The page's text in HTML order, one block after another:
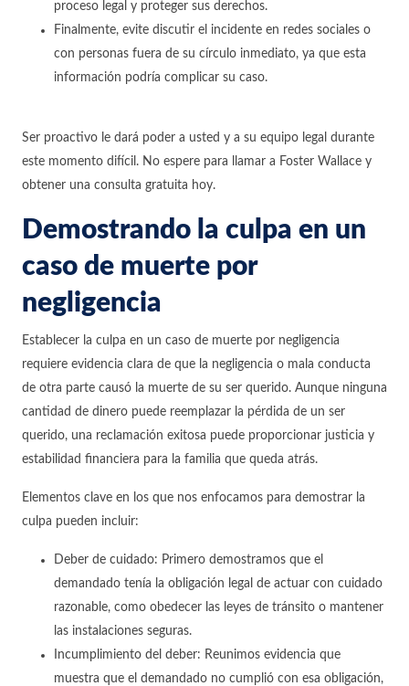
proceso legal y proteger sus derechos.
Finalmente, evite discutir el incidente en redes sociales o
con personas fuera de su círculo inmediato, ya que esta
información podría complicar su caso.
Ser proactivo le dará poder a usted y a su equipo legal durante
este momento difícil. No espere para llamar a Foster Wallace y
obtener una consulta gratuita hoy.
Demostrando la culpa en un
caso de muerte por
negligencia
Establecer la culpa en un caso de muerte por negligencia
requiere evidencia clara de que la negligencia o mala conducta
de otra parte causó la muerte de su ser querido. Aunque ninguna
cantidad de dinero puede reemplazar la pérdida de un ser
querido, una reclamación exitosa puede proporcionar justicia y
estabilidad financiera para la familia que queda atrás.
Elementos clave en los que nos enfocamos para demostrar la
culpa pueden incluir:
Deber de cuidado: Primero demostramos que el
demandado tenía la obligación legal de actuar con cuidado
razonable, como obedecer las leyes de tránsito o mantener
las instalaciones seguras.
Incumplimiento del deber: Reunimos evidencia que
muestra que el demandado no cumplió con esa obligación,